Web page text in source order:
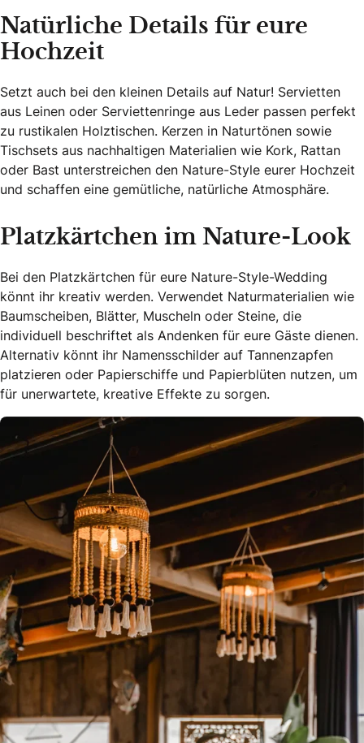
Natürliche Details für eure
Hochzeit
Setzt auch bei den kleinen Details auf Natur! Servietten
aus Leinen oder Serviettenringe aus Leder passen perfekt
zu rustikalen Holztischen. Kerzen in Naturtönen sowie
Tischsets aus nachhaltigen Materialien wie Kork, Rattan
oder Bast unterstreichen den Nature-Style eurer Hochzeit
und schaffen eine gemütliche, natürliche Atmosphäre.
Platzkärtchen im Nature-Look
Bei den Platzkärtchen für eure Nature-Style-Wedding
könnt ihr kreativ werden. Verwendet Naturmaterialien wie
Baumscheiben, Blätter, Muscheln oder Steine, die
individuell beschriftet als Andenken für eure Gäste dienen.
Alternativ könnt ihr Namensschilder auf Tannenzapfen
platzieren oder Papierschiffe und Papierblüten nutzen, um
für unerwartete, kreative Effekte zu sorgen.